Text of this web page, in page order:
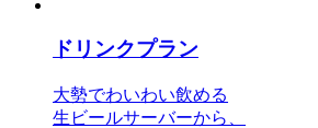
ドリンクプラン
大勢でわいわい飲める
生ビールサーバーから、